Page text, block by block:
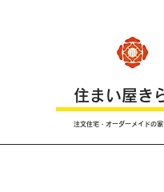
住まい屋き
注文住宅・オーダーメイドの家